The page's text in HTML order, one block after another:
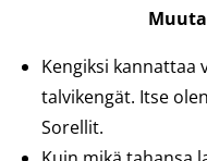
Kengiksi kannattaa
talvikengät. Itse
Sorellit.